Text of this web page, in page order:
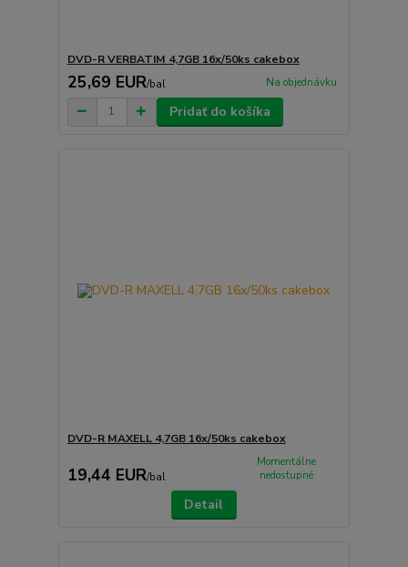
DVD-R VERBATIM 4,7GB 16x/50ks cakebox
25,69 EUR/bal Na objednávku
Pridať do košíka
DVD-R MAXELL 4,7GB 16x/50ks cakebox
19,44 EUR/bal
Momentálne
nedostupné
Detail